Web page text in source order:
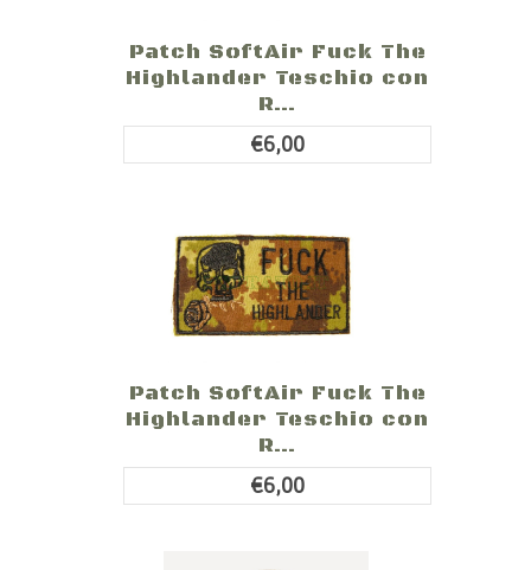
Patch SoftAir Fuck The
Highlander Teschio con
R...
€6,00
Patch SoftAir Fuck The
Highlander Teschio con
R...
€6,00